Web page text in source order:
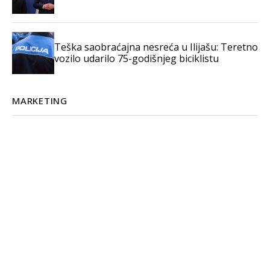
Teška saobraćajna nesreća u Ilijašu: Teretno
vozilo udarilo 75-godišnjeg biciklistu
MARKETING